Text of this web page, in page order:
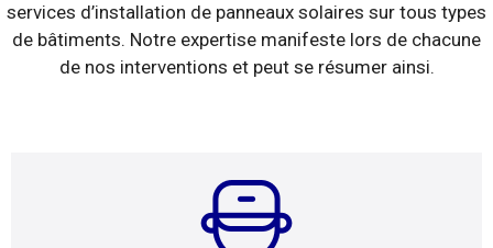
services d’installation de panneaux solaires sur tous types
de bâtiments. Notre expertise manifeste lors de chacune
de nos interventions et peut se résumer ainsi.